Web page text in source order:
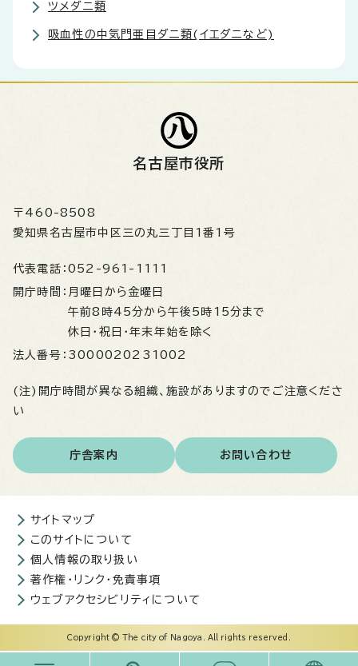
ツメダニ類
吸血性の中気門亜目ダニ類(イエダニなど)
名古屋市役所
〒460-8508
愛知県名古屋市中区三の丸三丁目1番1号
代表電話： 052-961-1111
開庁時間： 月曜日から金曜日
午前8時45分から午後5時15分まで
休日・祝日・年末年始を除く
法人番号： 3000020231002
(注)開庁時間が異なる組織、施設がありますのでご注意くださ
い
庁舎案内 お問い合わせ
サイトマップ
このサイトについて
個人情報の取り扱い
著作権・リンク・免責事項
ウェブアクセシビリティについて
Copyright © The city of Nagoya. All rights reserved.